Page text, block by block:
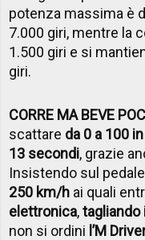
potenza massima è
7.000 giri, mentre la
1.500 giri e si
giri.
CORRE MA BEVE
scattare da 0 a 100
13 secondi, grazie
Insistendo sul
250 km/h ai quali
elettronica,tagliando
non si ordini l’M